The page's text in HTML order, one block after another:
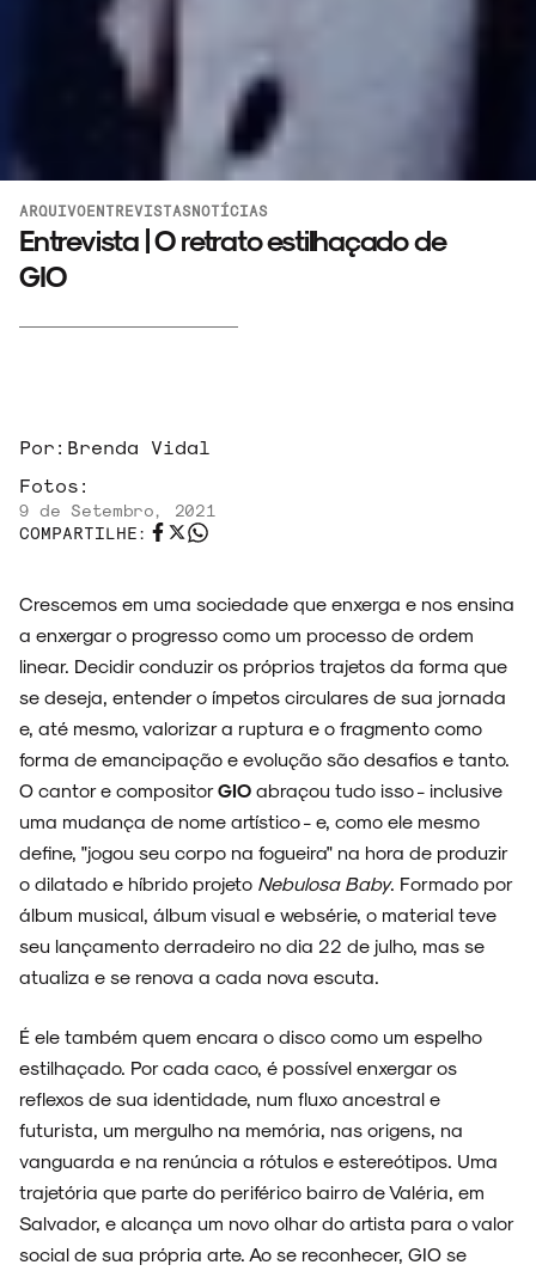
ARQUIVOENTREVISTASNOTÍCIAS
Entrevista | O retrato estilhaçado de
GIO
Por: Brenda Vidal
Fotos:
9 de Setembro, 2021
COMPARTILHE:
Crescemos em uma sociedade que enxerga e nos ensina
a enxergar o progresso como um processo de ordem
linear. Decidir conduzir os próprios trajetos da forma que
se deseja, entender o ímpetos circulares de sua jornada
e, até mesmo, valorizar a ruptura e o fragmento como
forma de emancipação e evolução são desafios e tanto.
O cantor e compositorGIO abraçou tudo isso - inclusive
uma mudança de nome artístico - e, como ele mesmo
define, "jogou seu corpo na fogueira" na hora de produzir
o dilatado e híbrido projeto Nebulosa Baby. Formado por
álbum musical, álbum visual e websérie, o material teve
seu lançamento derradeiro no dia 22 de julho, mas se
atualiza e se renova a cada nova escuta.
É ele também quem encara o disco como um espelho
estilhaçado. Por cada caco, é possível enxergar os
reflexos de sua identidade, num fluxo ancestral e
futurista, um mergulho na memória, nas origens, na
vanguarda e na renúncia a rótulos e estereótipos. Uma
trajetória que parte do periférico bairro de Valéria, em
Salvador, e alcança um novo olhar do artista para o valor
social de sua própria arte. Ao se reconhecer, GIO se